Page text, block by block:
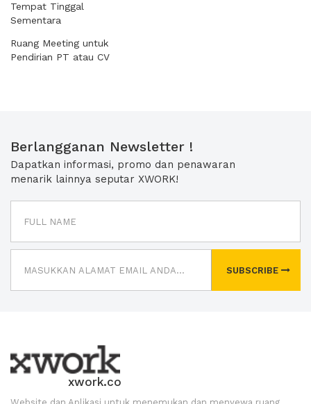
Tempat Tinggal
Sementara
Ruang Meeting untuk
Pendirian PT atau CV
Berlangganan Newsletter !
Dapatkan informasi, promo dan penawaran
menarik lainnya seputar XWORK!
SUBSCRIBE
xwork.co